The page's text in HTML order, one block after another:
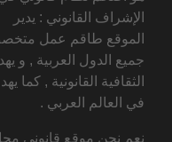
الإشراف القانوني : يدير
الموقع طاقم عمل
جميع الدول العربية , و
الثقافية القانونية , كما
في العالم العربي .
نعم نحن موقع قانوني